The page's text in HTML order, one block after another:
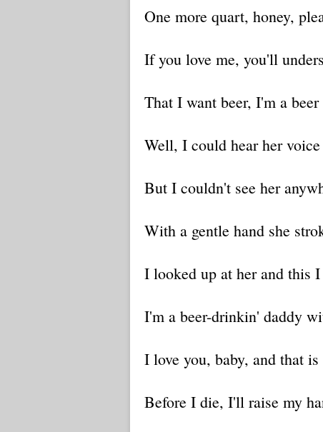
One more quart, honey,
If you love me, you'll
That I want beer, I'm a
Well, I could hear her
But I couldn't see her
With a gentle hand she
I looked up at her and this
I'm a beer-drinkin' daddy
I love you, baby, and that is
Before I die, I'll raise my